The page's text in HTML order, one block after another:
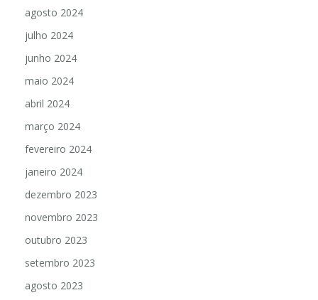
agosto 2024
julho 2024
junho 2024
maio 2024
abril 2024
março 2024
fevereiro 2024
janeiro 2024
dezembro 2023
novembro 2023
outubro 2023
setembro 2023
agosto 2023